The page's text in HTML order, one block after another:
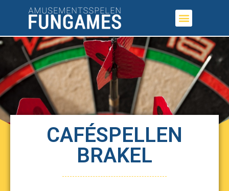
CAFÉSPELLEN
BRAKEL